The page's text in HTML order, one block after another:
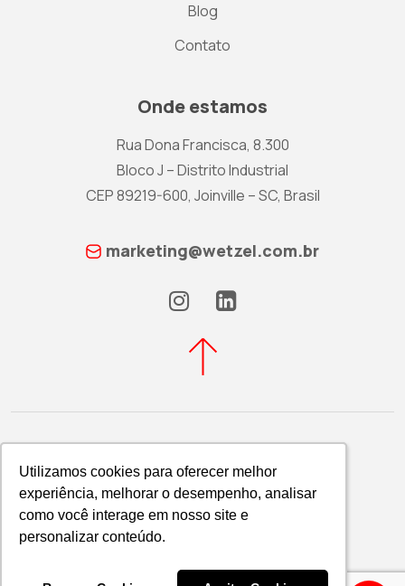
Utilizamos cookies para oferecer melhor
experiência, melhorar o desempenho, analisar
como você interage em nosso site e
personalizar conteúdo.
Utilizamos cookies para oferecer melhor
experiência, melhorar o desempenho, analisar
como você interage em nosso site e
personalizar conteúdo.
Blog
Contato
Onde estamos
Rua Dona Francisca, 8.300
Bloco J – Distrito Industrial
CEP 89219-600, Joinville – SC, Brasil
marketing@wetzel.com.br
Política de Privacidade
WETZEL S/A © 2026